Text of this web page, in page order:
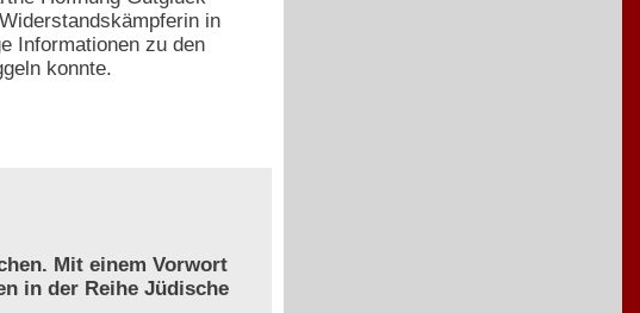
in
Informationen zu den
konnte.
Mit einem Vorwort
in der Reihe Jüdische